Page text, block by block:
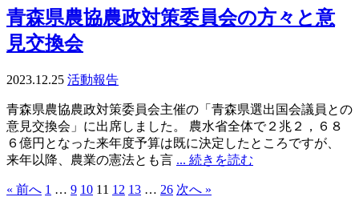
青森県農協農政対策委員会の方々と意
見交換会
2023.12.25 活動報告
青森県農協農政対策委員会主催の「青森県選出国会議員との
意見交換会」に出席しました。 農水省全体で２兆２，６８
６億円となった来年度予算は既に決定したところですが、
来年以降、農業の憲法とも言 ... 続きを読む
« 前へ 1 … 9 10 11 12 13 … 26 次へ »